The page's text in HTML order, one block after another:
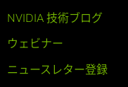
NVIDIA 技術ブログ
ウェビナー
ニュースレター登録